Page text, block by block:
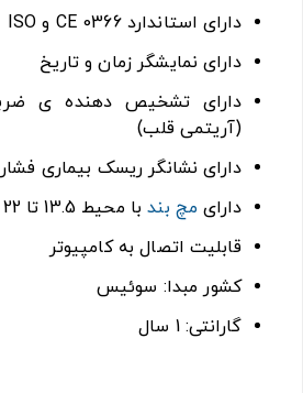
دارای استاندارد CE 0366 و ISO
دارای نمایشگر زمان و تاریخ
دارای تشخیص دهنده ی
(آریتمی قلب)
دارای نشانگر ریسک بیماری
دارای مچ بندبا محیط 13.5 تا 22 سانتی متر
قابلیت اتصال به کامپیوتر
کشور مبدا: سوئیس
گارانتی: 1 سال